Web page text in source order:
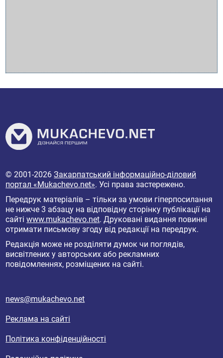
© 2001-2026Закарпатський інформаційно-діловий
портал «Mukachevo.net». Усі права застережено.
Передрук матеріалів – тільки за умови гіперпосилання
не нижче 3 абзацу на відповідну сторінку публікації на
сайтіwww.mukachevo.net. Друковані видання повинні
отримати письмову згоду від редакції на передрук.
Редакція може не розділяти думок чи поглядів,
висвітлених у авторських або рекламних
повідомленнях, розміщених на сайті.
news@mukachevo.net
Реклама на сайті
Політика конфіденційності